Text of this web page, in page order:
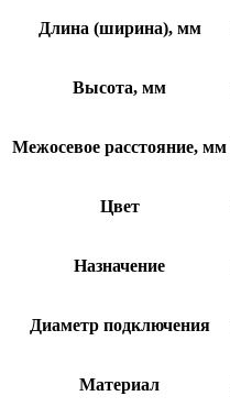
Длина (ширина), мм
Высота, мм
Межосевое расстояние, мм
Цвет
Назначение
Диаметр подключения
Материал